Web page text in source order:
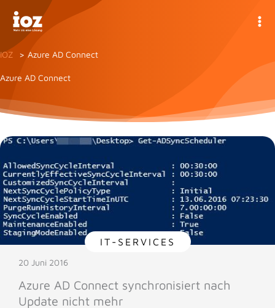
Inhalt
springen
IOZ Azure AD Connect
Azure AD Connect
IT-SERVICES
20 Juni 2016
Azure AD Connect synchronisiert nach
Update nicht mehr